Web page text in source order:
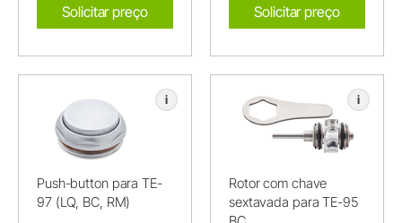
Solicitar preço Solicitar preço
i
Push-button para TE-
97 (LQ, BC, RM)
i
Rotor com chave
sextavada para TE-95